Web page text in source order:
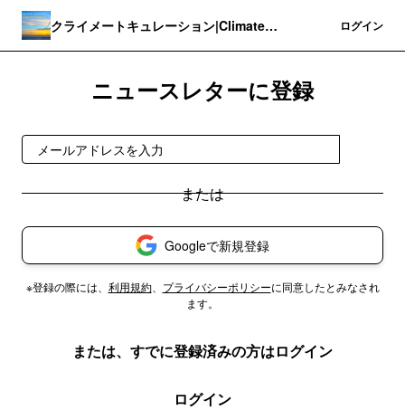
クライメートキュレーション|Climate
ログイン
ニュースレターに登録
Googleで新規登録
※登録の際には、 利用規約、 プライバシーポリシーに同意したとみなされ
ます。
または、すでに登録済みの方はログイン
ログイン